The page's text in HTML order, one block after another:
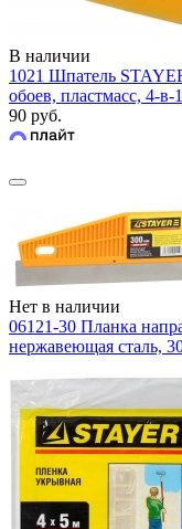
В наличии
1021 Шпатель
обоев, пластмасс, 4-
90 руб.
Нет в наличии
06121-30 Планка
нержавеющая сталь,